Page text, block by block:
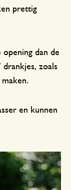
prettig
dan de
drankjes, zoals
en kunnen